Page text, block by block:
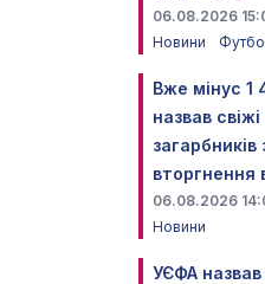
06.08.2026
Новини
Вже мінус 1
назвав
загарбників
вторгнення
06.08.2026
Новини
УЄФА